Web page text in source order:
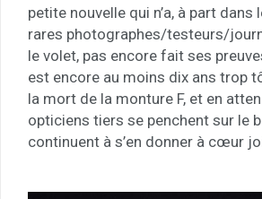
petite nouvelle qui n’a, à part dans
rares photographes/testeurs/
le volet, pas encore fait ses
est encore au moins dix ans trop
la mort de la monture F, et en
opticiens tiers se penchent sur le
continuent à s’en donner à cœur